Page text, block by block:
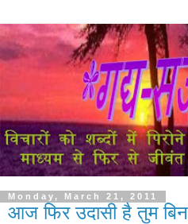
Monday, March 21, 2011
आज फिर उदासी है तुम बिन